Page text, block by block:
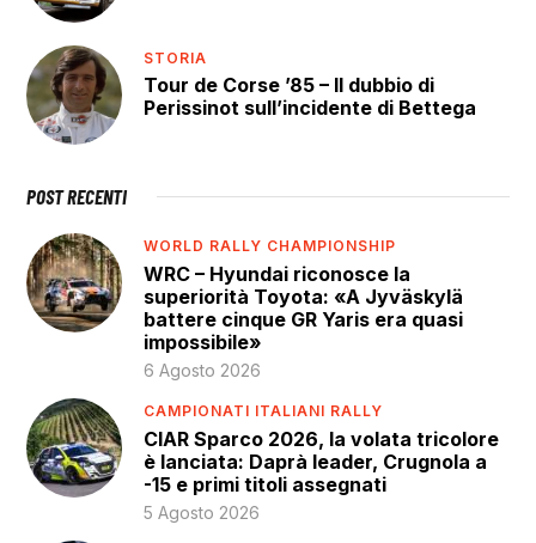
STORIA
Tour de Corse ’85 – Il dubbio di
Perissinot sull’incidente di Bettega
POST RECENTI
WORLD RALLY CHAMPIONSHIP
WRC – Hyundai riconosce la
superiorità Toyota: «A Jyväskylä
battere cinque GR Yaris era quasi
impossibile»
6 Agosto 2026
CAMPIONATI ITALIANI RALLY
CIAR Sparco 2026, la volata tricolore
è lanciata: Daprà leader, Crugnola a
-15 e primi titoli assegnati
5 Agosto 2026